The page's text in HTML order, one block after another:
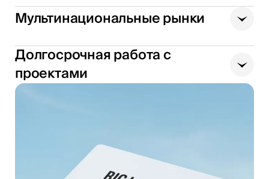
Мультинациональные рынки
Долгосрочная работа с
проектами